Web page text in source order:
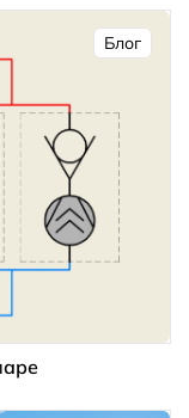
Блог